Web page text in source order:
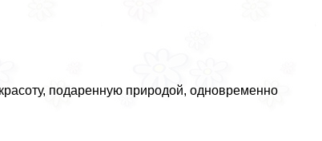
подаренную природой, одновременно